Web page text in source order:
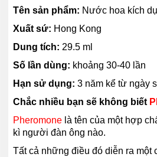
Tên sản phẩm: Nước hoa kích
Xuất sứ: Hong Kong
Dung tích: 29.5 ml
Số lần dùng: khoảng 30-40 lần
Hạn sử dụng: 3 năm kể từ ngày
Chắc nhiều bạn sẽ không biết
Pheromonelà tên của một hợp
kì người đàn ông nào.
Tất cả những điều đó diễn ra